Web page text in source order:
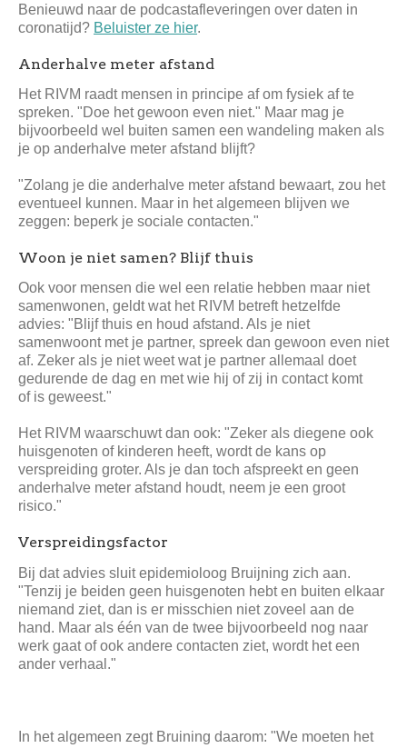
Benieuwd naar de podcastafleveringen over daten in
coronatijd? Beluister ze hier.
Anderhalve meter afstand
Het RIVM raadt mensen in principe af om fysiek af te
spreken. "Doe het gewoon even niet." Maar mag je
bijvoorbeeld wel buiten samen een wandeling maken als
je op anderhalve meter afstand blijft?
"Zolang je die anderhalve meter afstand bewaart, zou het
eventueel kunnen. Maar in het algemeen blijven we
zeggen: beperk je sociale contacten."
Woon je niet samen? Blijf thuis
Ook voor mensen die wel een relatie hebben maar niet
samenwonen, geldt wat het RIVM betreft hetzelfde
advies: "Blijf thuis en houd afstand. Als je niet
samenwoont met je partner, spreek dan gewoon even niet
af. Zeker als je niet weet wat je partner allemaal doet
gedurende de dag en met wie hij of zij in contact komt
of is geweest."
Het RIVM waarschuwt dan ook: "Zeker als diegene ook
huisgenoten of kinderen heeft, wordt de kans op
verspreiding groter. Als je dan toch afspreekt en geen
anderhalve meter afstand houdt, neem je een groot
risico."
Verspreidingsfactor
Bij dat advies sluit epidemioloog Bruijning zich aan.
"Tenzij je beiden geen huisgenoten hebt en buiten elkaar
niemand ziet, dan is er misschien niet zoveel aan de
hand. Maar als één van de twee bijvoorbeeld nog naar
werk gaat of ook andere contacten ziet, wordt het een
ander verhaal."
In het algemeen zegt Bruining daarom: "We moeten het